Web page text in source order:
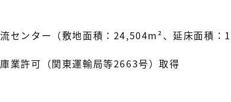
センター（敷地面積：24,504m²、延床面積
業許可（関東運輸局等2663号）取得